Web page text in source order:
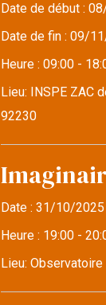
Date de début :
Date de fin :09/
Heure :09:00 -
Lieu:
INSPE ZAC
92230
Date :31/10/2025
Heure : 19:00 -
Lieu:Observatoire